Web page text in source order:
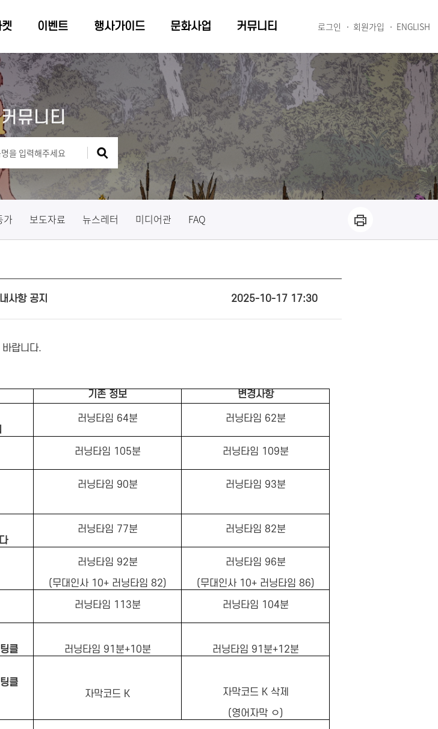
이벤트 행사가이드 문화사업 커뮤니티 로그인 회원가입 ENGLISH
커뮤니티
가 보도자료 뉴스레터 미디어관 FAQ
사항 공지 2025-10-17 17:30
랍니다.
기존 정보 변경사항
러닝타임 64분 러닝타임 62분
러닝타임 105분 러닝타임 109분
러닝타임 90분 러닝타임 93분
러닝타임 77분 러닝타임 82분
러닝타임 92분
(무대인사 10+ 러닝타임 82)
러닝타임 96분
(무대인사 10+ 러닝타임 86)
러닝타임 113분 러닝타임 104분
클
러닝타임 91분+10분
러닝타임 91분+12분
클
자막코드 K
자막코드 K 삭제
(영어자막 ㅇ)